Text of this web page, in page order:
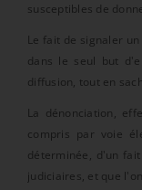
susceptibles de
Le fait de signaler
dans le seul but
diffusion, tout en
La dénonciation,
compris par voie
déterminée, d'un
judiciaires, et que